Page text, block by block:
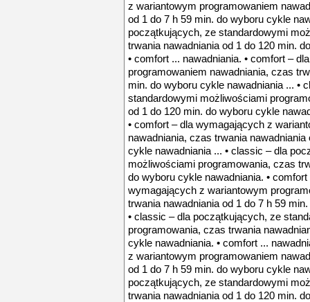
z wariantowym programowaniem
od 1 do 7 h 59 min. do wyboru cykle
początkujących, ze standardowymi
trwania nawadniania od 1 do 120 min.
• comfort ... nawadniania. • comfort –
programowaniem nawadniania, czas
min. do wyboru cykle nawadniania ... •
standardowymi możliwościami
od 1 do 120 min. do wyboru cykle
• comfort – dla wymagających z
nawadniania, czas trwania
cykle nawadniania ... • classic – dla
możliwościami programowania, czas
do wyboru cykle nawadniania. •
wymagających z wariantowym
trwania nawadniania od 1 do 7 h 59
• classic – dla początkujących, ze
programowania, czas trwania
cykle nawadniania. • comfort ...
z wariantowym programowaniem
od 1 do 7 h 59 min. do wyboru cykle
początkujących, ze standardowymi
trwania nawadniania od 1 do 120 min.